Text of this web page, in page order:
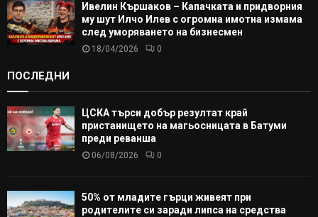
Ивелин Кършаков – Капачката и придворния
му шут Илчо Илев с огромна имотна измама
след уморяването на бизнесмен
18/04/2026 0
ПОСЛЕДНИ
ЦСКА търси добър резултат край
пристанището на магьосницата в Батуми
преди реванша
06/08/2026 0
50% от младите гърци живеят при
родителите си заради липса на средства